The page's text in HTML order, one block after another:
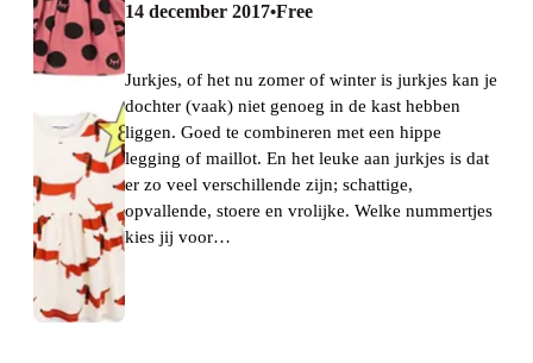
14 december 2017•Free
Jurkjes, of het nu zomer of winter is jurkjes kan je
dochter (vaak) niet genoeg in de kast hebben
liggen. Goed te combineren met een hippe
legging of maillot. En het leuke aan jurkjes is dat
er zo veel verschillende zijn; schattige,
opvallende, stoere en vrolijke. Welke nummertjes
kies jij voor…